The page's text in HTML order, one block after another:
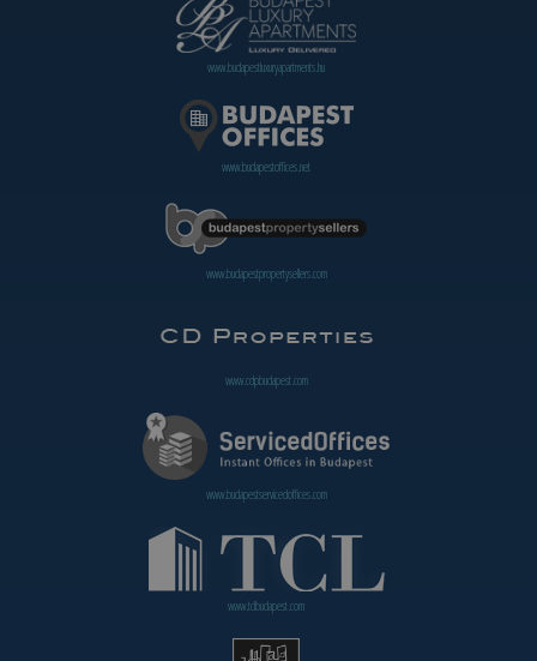
www.budapestluxuryapartments.hu
www.budapestoffices.net
www.budapestpropertysellers.com
www.cdpbudapest.com
www.budapestservicedoffices.com
www.tclbudapest.com